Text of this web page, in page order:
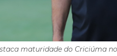
maturidade do Criciúma